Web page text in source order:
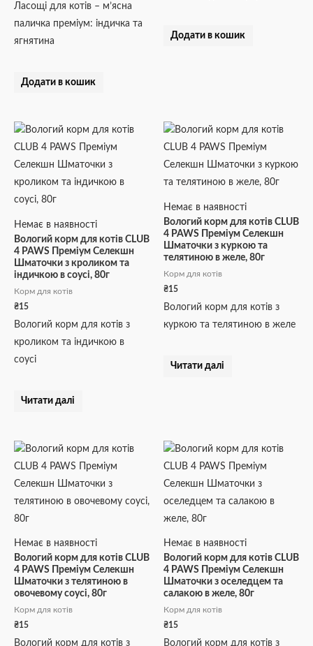
Ласощі для котів – м’ясна
паличка преміум: індичка та
ягнятина
Додати в кошик
Додати в кошик
Немає в наявності
Вологий корм для котів CLUB
4 PAWS Преміум Селекшн
Шматочки з кроликом та
індичкою в соусі, 80г
Корм для котів
₴15
Вологий корм для котів з
кроликом та індичкою в
соусі
Читати далі
Немає в наявності
Вологий корм для котів CLUB
4 PAWS Преміум Селекшн
Шматочки з куркою та
телятиною в желе, 80г
Корм для котів
₴15
Вологий корм для котів з
куркою та телятиною в желе
Читати далі
Немає в наявності
Вологий корм для котів CLUB
4 PAWS Преміум Селекшн
Шматочки з телятиною в
овочевому соусі, 80г
Корм для котів
₴15
Вологий корм для котів з
Немає в наявності
Вологий корм для котів CLUB
4 PAWS Преміум Селекшн
Шматочки з оселедцем та
салакою в желе, 80г
Корм для котів
₴15
Вологий корм для котів з